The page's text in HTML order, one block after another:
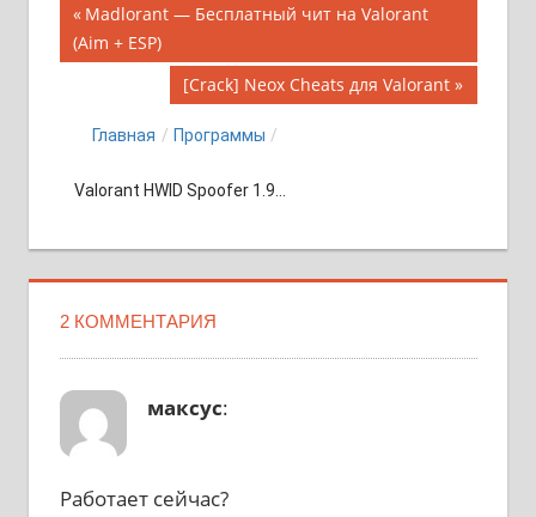
Навигация
по
записям
Предыдущая
запись;
Madlorant — Бесплатный чит на Valorant
(Aim + ESP)
Следующая
[Crack] Neox Cheats для Valorant
Главная / Программы /
Valorant HWID Spoofer 1.9...
2 КОММЕНТАРИЯ
максус:
Работает сейчас?